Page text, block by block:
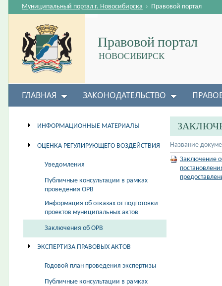
Правовой портал
НОВОСИБИРСК
Муниципальный портал г. Новосибирска › Правовой портал
ГЛАВНАЯ ЗАКОНОДАТЕЛЬСТВО
ИНФОРМАЦИОННЫЕ МАТЕРИАЛЫ
ОЦЕНКА РЕГУЛИРУЮЩЕГО ВОЗДЕЙСТВИЯ
Уведомления
Публичные консультации в рамках
проведения ОРВ
Информация об отказах от подготовки
проектов муниципальных актов
Заключения об ОРВ
ЭКСПЕРТИЗА ПРАВОВЫХ АКТОВ
Годовой план проведения экспертизы
Публичные консультации в рамках
Название
Заключение